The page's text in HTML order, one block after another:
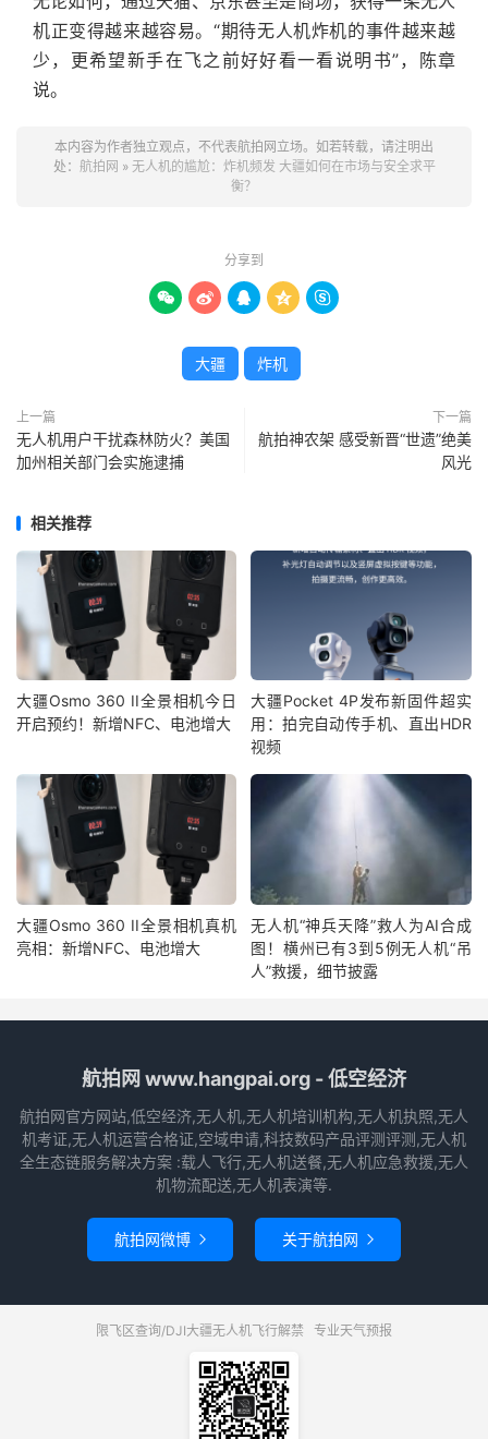
机正变得越来越容易。“期待无人机炸机的事件越来越
少，更希望新手在飞之前好好看一看说明书”，陈章
说。
本内容为作者独立观点，不代表航拍网立场。如若转载，请注明出
处： 航拍网 » 无人机的尴尬：炸机频发 大疆如何在市场与安全求平
衡？
分享到
    
大疆 炸机
上一篇
无人机用户干扰森林防火？美国
加州相关部门会实施逮捕
下一篇
航拍神农架 感受新晋“世遗”绝美
风光
相关推荐
大疆Osmo 360 II全景相机今日
开启预约！新增NFC、电池增大
大疆Pocket 4P发布新固件超实
用：拍完自动传手机、直出HDR
视频
大疆Osmo 360 II全景相机真机
亮相：新增NFC、电池增大
无人机“神兵天降”救人为AI合成
图！横州已有3到5例无人机“吊
人”救援，细节披露
航拍网 www.hangpai.org - 低空经济
航拍网官方网站,低空经济,无人机,无人机培训机构,无人机执照,无人
机考证,无人机运营合格证,空域申请,科技数码产品评测评测,无人机
全生态链服务解决方案 :载人飞行,无人机送餐,无人机应急救援,无人
机物流配送,无人机表演等.
航拍网微博  关于航拍网 
限飞区查询/DJI大疆无人机飞行解禁 专业天气预报